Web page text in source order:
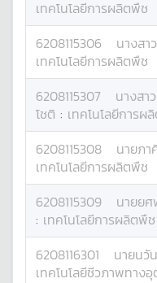
เทคโนโลยีการผลิตพืช
6208115306 นางสาว
เทคโนโลยีการผลิตพืช
6208115307 นางสาว
โชติ : เทคโนโลยีการผ
6208115308 นายภา
เทคโนโลยีการผลิตพืช
6208115309 นายย
: เทคโนโลยีการผลิตพืช
6208116301 นายนวั
เทคโนโลยีชีวภาพทาง